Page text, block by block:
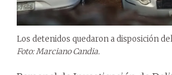
Los detenidos quedaron a disposición
Foto: Marciano Candia.